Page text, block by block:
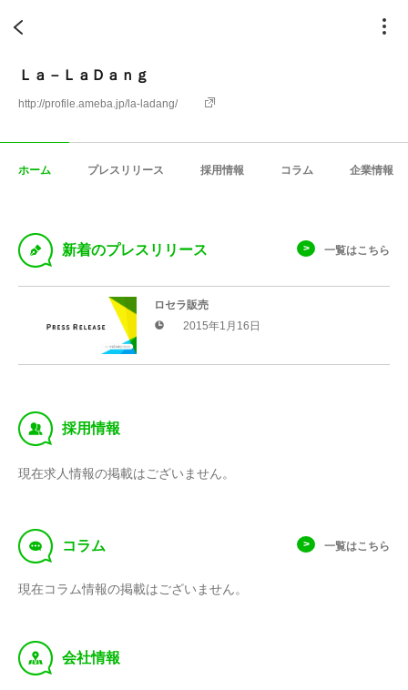
Ｌａ－ＬａＤａｎｇ
http://profile.ameba.jp/la-ladang/
ホーム プレスリリース 採用情報 コラム 企業情報
D 新着のプレスリリース 一覧はこちら
ロセラ販売
2015年1月16日
‰ 採用情報
現在求人情報の掲載はございません。
f コラム 一覧はこちら
現在コラム情報の掲載はございません。
y 会社情報